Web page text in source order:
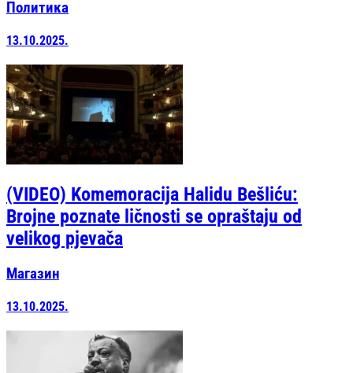
Политика
13.10.2025.
(VIDEO) Komemoracija Halidu Bešliću:
Brojne poznate ličnosti se opraštaju od
velikog pjevača
Магазин
13.10.2025.